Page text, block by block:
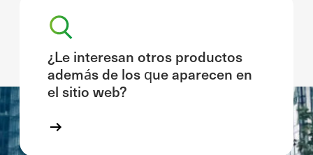
¿Le interesan otros productos
además de los que aparecen en
el sitio web?